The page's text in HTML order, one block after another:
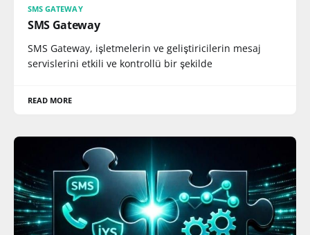
SMS GATEWAY
SMS Gateway
SMS Gateway, işletmelerin ve geliştiricilerin mesaj
servislerini etkili ve kontrollü bir şekilde
READ MORE